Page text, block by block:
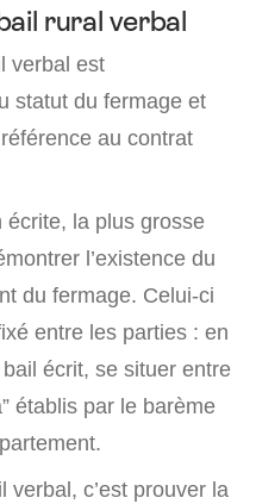
rural verbal
verbal est
statut du fermage et
au contrat
écrite, la plus grosse
l’existence du
du fermage. Celui-ci
entre les parties : en
écrit, se situer entre
établis par le barème
verbal, c’est prouver la